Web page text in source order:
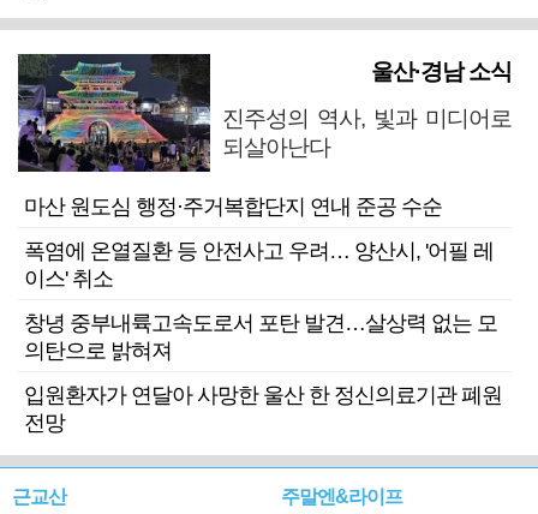
울산·경남 소식
진주성의 역사, 빛과 미디어로
되살아난다
마산 원도심 행정·주거복합단지 연내 준공 수순
폭염에 온열질환 등 안전사고 우려… 양산시, '어필 레
이스' 취소
창녕 중부내륙고속도로서 포탄 발견…살상력 없는 모
의탄으로 밝혀져
입원환자가 연달아 사망한 울산 한 정신의료기관 폐원
전망
근교산 주말엔&라이프